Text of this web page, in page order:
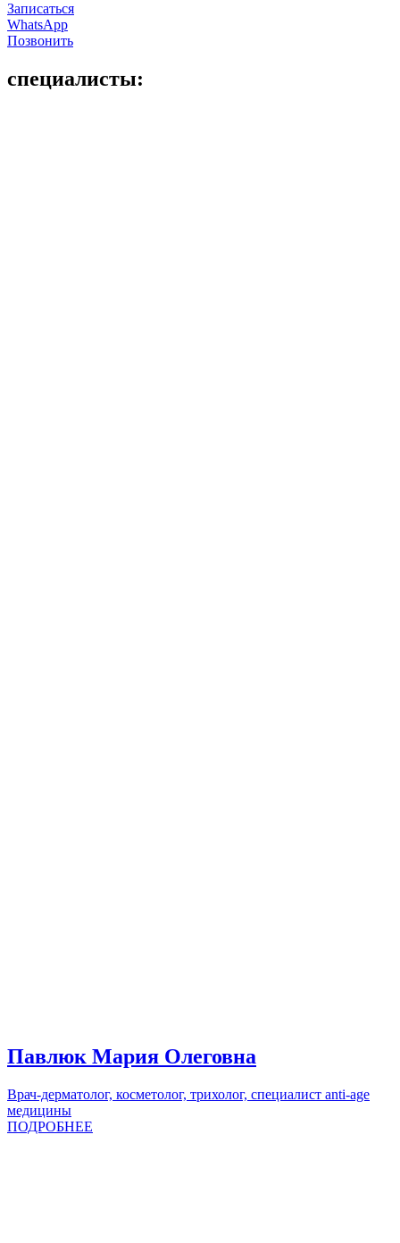
Записаться
WhatsApp
Позвонить
специалисты:
Павлюк Мария Олеговна
Врач-дерматолог, косметолог, трихолог, специалист anti-age
медицины
ПОДРОБНЕЕ